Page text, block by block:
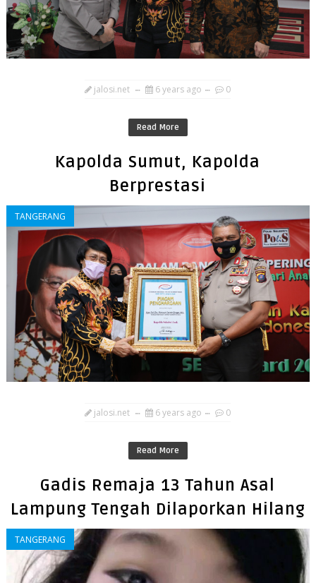
jalosi.net 6 years ago 0
Read More
Kapolda Sumut, Kapolda
Berprestasi
TANGERANG
jalosi.net 6 years ago 0
Read More
Gadis Remaja 13 Tahun Asal
Lampung Tengah Dilaporkan Hilang
TANGERANG